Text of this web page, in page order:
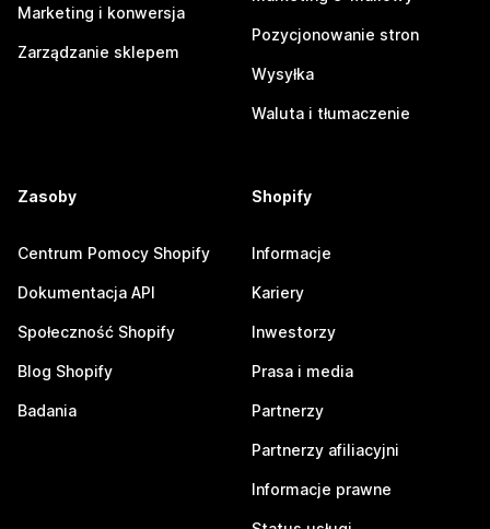
Marketing i konwersja
Zarządzanie sklepem
Pozycjonowanie stron
Wysyłka
Waluta i tłumaczenie
Zasoby
Centrum Pomocy Shopify
Dokumentacja API
Społeczność Shopify
Blog Shopify
Badania
Shopify
Informacje
Kariery
Inwestorzy
Prasa i media
Partnerzy
Partnerzy afiliacyjni
Informacje prawne